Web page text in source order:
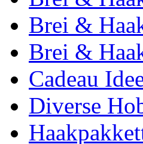
Brei &
Brei &
Cadeau
Diverse